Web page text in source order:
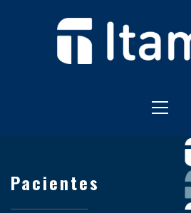
HOSPITAL
HOSPITAL EM FOZ
Pacientes